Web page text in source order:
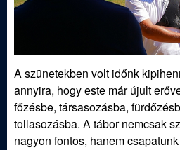
A szünetekben volt időnk
annyira, hogy este már újult
főzésbe, társasozásba,
tollasozásba. A tábor nemcsak
nagyon fontos, hanem